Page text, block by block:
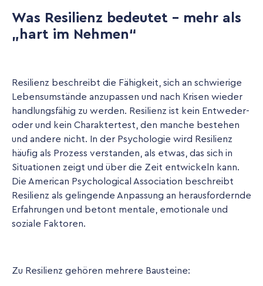
Was Resilienz bedeutet - mehr als
„hart im Nehmen“
Resilienz beschreibt die Fähigkeit, sich an schwierige
Lebensumstände anzupassen und nach Krisen wieder
handlungsfähig zu werden. Resilienz ist kein Entweder-
oder und kein Charaktertest, den manche bestehen
und andere nicht. In der Psychologie wird Resilienz
häufig als Prozess verstanden, als etwas, das sich in
Situationen zeigt und über die Zeit entwickeln kann.
Die American Psychological Association beschreibt
Resilienz als gelingende Anpassung an herausfordernde
Erfahrungen und betont mentale, emotionale und
soziale Faktoren.
Zu Resilienz gehören mehrere Bausteine: